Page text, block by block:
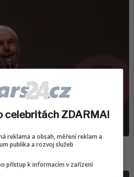
celebritách ZDARMA!
reklama a obsah, měření reklam a
publika a rozvoj služeb
přístup k informacím v zařízení